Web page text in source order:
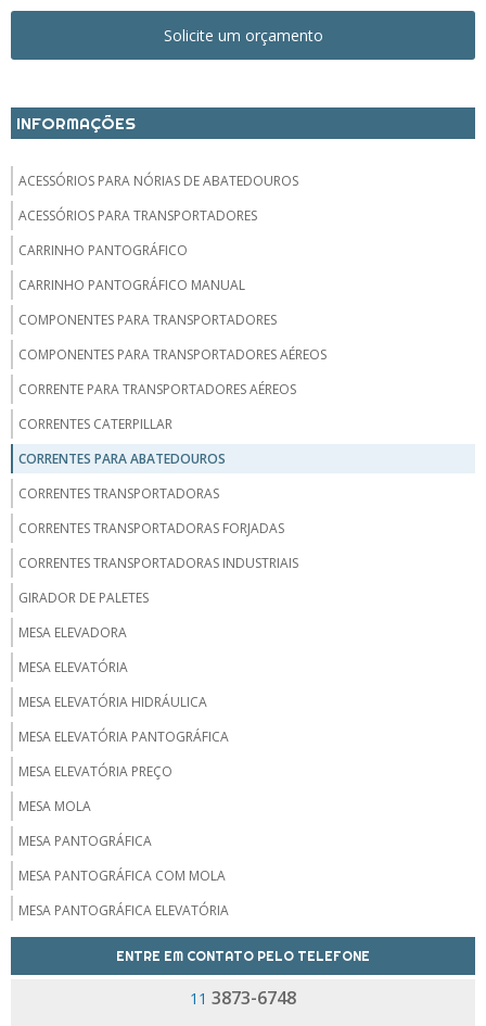
Solicite um orçamento
INFORMAÇÕES
ACESSÓRIOS PARA NÓRIAS DE ABATEDOUROS
ACESSÓRIOS PARA TRANSPORTADORES
CARRINHO PANTOGRÁFICO
CARRINHO PANTOGRÁFICO MANUAL
COMPONENTES PARA TRANSPORTADORES
COMPONENTES PARA TRANSPORTADORES AÉREOS
CORRENTE PARA TRANSPORTADORES AÉREOS
CORRENTES CATERPILLAR
CORRENTES PARA ABATEDOUROS
CORRENTES TRANSPORTADORAS
CORRENTES TRANSPORTADORAS FORJADAS
CORRENTES TRANSPORTADORAS INDUSTRIAIS
GIRADOR DE PALETES
MESA ELEVADORA
MESA ELEVATÓRIA
MESA ELEVATÓRIA HIDRÁULICA
MESA ELEVATÓRIA PANTOGRÁFICA
MESA ELEVATÓRIA PREÇO
MESA MOLA
MESA PANTOGRÁFICA
MESA PANTOGRÁFICA COM MOLA
MESA PANTOGRÁFICA ELEVATÓRIA
NIVELADORES DE CARGA
ENTRE EM CONTATO PELO TELEFONE
11 3873-6748